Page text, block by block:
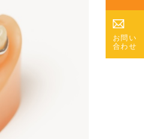
お問い
合わせ